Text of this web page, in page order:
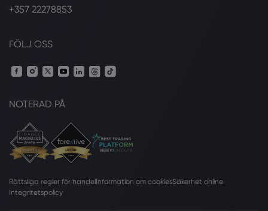
+357 22278853
FÖLJ OSS
NOTERAD PÅ
Rättsliga regler för handelInformation om cookiesSäkerhet online
Integritetspolicy